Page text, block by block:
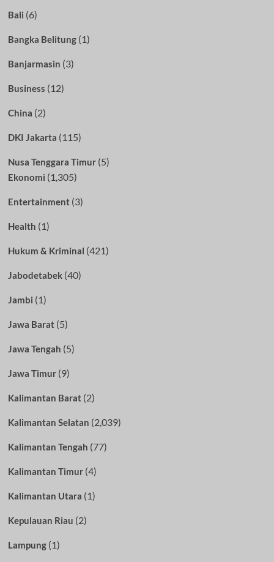
Bali (6)
Bangka Belitung(1)
Banjarmasin (3)
Business (12)
China (2)
DKI Jakarta (115)
Nusa Tenggara Timur(5)
Ekonomi (1,305)
Entertainment(3)
Health (1)
Hukum & Kriminal (421)
Jabodetabek(40)
Jambi (1)
Jawa Barat(5)
Jawa Tengah (5)
Jawa Timur(9)
Kalimantan Barat(2)
Kalimantan Selatan (2,039)
Kalimantan Tengah (77)
Kalimantan Timur(4)
Kalimantan Utara (1)
Kepulauan Riau (2)
Lampung(1)